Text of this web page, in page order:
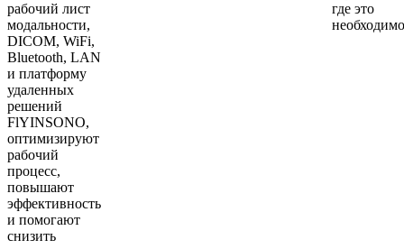
рабочий лист
модальности,
DICOM, WiFi,
Bluetooth, LAN
и платформу
удаленных
решений
FlYINSONO,
оптимизируют
рабочий
процесс,
повышают
эффективность
и помогают
снизить
где это